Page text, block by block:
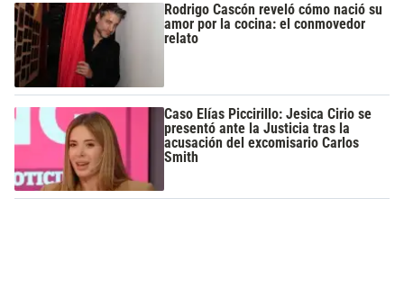
Rodrigo Cascón reveló cómo nació su
amor por la cocina: el conmovedor
relato
Caso Elías Piccirillo: Jesica Cirio se
presentó ante la Justicia tras la
acusación del excomisario Carlos
Smith